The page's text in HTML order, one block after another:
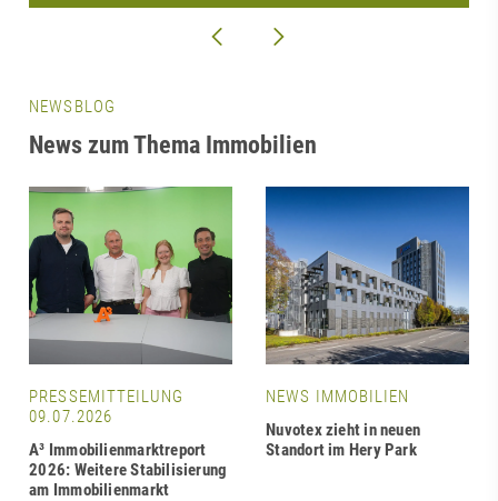
NEWSBLOG
News zum Thema Immobilien
PRESSEMITTEILUNG
09.07.2026
A³ Immobilienmarktreport
2026: Weitere Stabilisierung
am Immobilienmarkt
NEWS IMMOBILIEN
Nuvotex zieht in neuen
Standort im Hery Park